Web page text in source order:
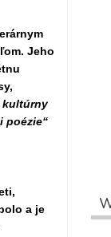
Jeho
kultúrny
poézie“
a je